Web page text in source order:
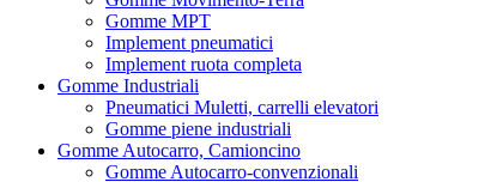
Gomme MPT
Implement pneumatici
Implement ruota completa
Gomme Industriali
Pneumatici Muletti, carrelli elevatori
Gomme piene industriali
Gomme Autocarro, Camioncino
Gomme Autocarro-convenzionali